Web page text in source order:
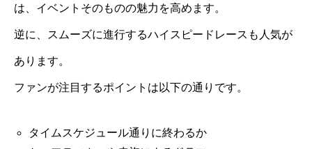
は、イベントそのものの魅力を高めます。
逆に、スムーズに進行するハイスピードレースも人気が
あります。
ファンが注目するポイントは以下の通りです。
タイムスケジュール通りに終わるか